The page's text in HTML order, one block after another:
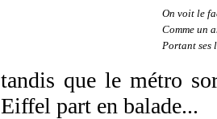
On voit le
Comme un
Portant ses
tandis que le métro
Eiffel part en balade...